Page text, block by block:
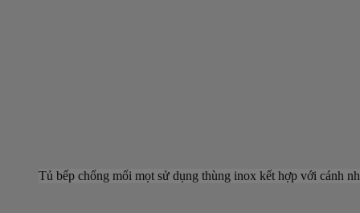
Tủ bếp chống mối mọt sử dụng thùng inox kết hợp với cánh